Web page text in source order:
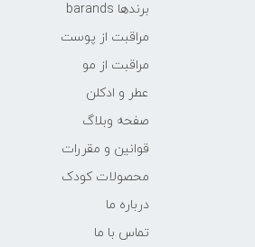
برندها barands
مراقبت از پوست
مراقبت از مو
عطر و ادکلن
صفحه وبلاگ
قوانین و مقررات
محصولات کودک
درباره ما
تماس با ما